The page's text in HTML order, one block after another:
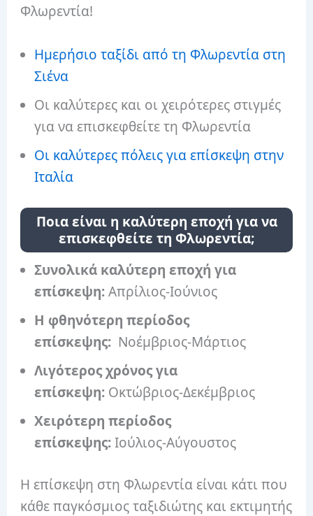
Φλωρεντία!
Ημερήσιο ταξίδι από τη Φλωρεντία στη
Σιένα
Οι καλύτερες και οι χειρότερες στιγμές
για να επισκεφθείτε τη Φλωρεντία
Οι καλύτερες πόλεις για επίσκεψη στην
Ιταλία
Ποια είναι η καλύτερη εποχή για να
επισκεφθείτε τη Φλωρεντία;
Συνολικά καλύτερη εποχή για
επίσκεψη:Απρίλιος-Ιούνιος
Η φθηνότερη περίοδος
επίσκεψης: Νοέμβριος-Μάρτιος
Λιγότερος χρόνος για
επίσκεψη: Οκτώβριος-Δεκέμβριος
Χειρότερη περίοδος
επίσκεψης:Ιούλιος-Αύγουστος
Η επίσκεψη στη Φλωρεντία είναι κάτι που
κάθε παγκόσμιος ταξιδιώτης και εκτιμητής